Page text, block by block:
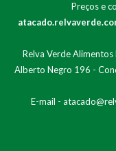
Preços e
Relva Verde
Alberto Negro 196 -
E-mail -